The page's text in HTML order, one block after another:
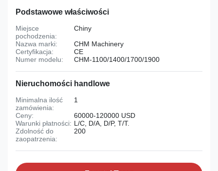
Podstawowe właściwości
Miejsce
pochodzenia:
Chiny
Nazwa marki:
CHM Machinery
Certyfikacja:
CE
Numer modelu:
CHM-1100/1400/1700/1900
Nieruchomości handlowe
Minimalna ilość
zamówienia:
1
Ceny:
60000-120000 USD
Warunki płatności: L/C, D/A, D/P, T/T.
Zdolność do
zaopatrzenia:
200